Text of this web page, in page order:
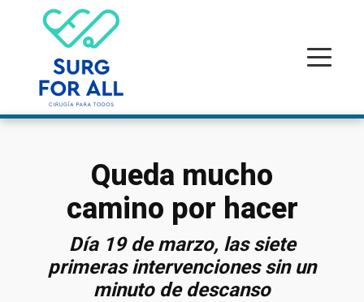
Queda mucho
camino por hacer
Día 19 de marzo, las siete
primeras intervenciones sin un
minuto de descanso